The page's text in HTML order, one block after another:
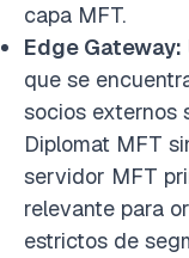
capa MFT.
Edge Gateway:
que se
socios externos
Diplomat MFT
servidor MFT
relevante para
estrictos de